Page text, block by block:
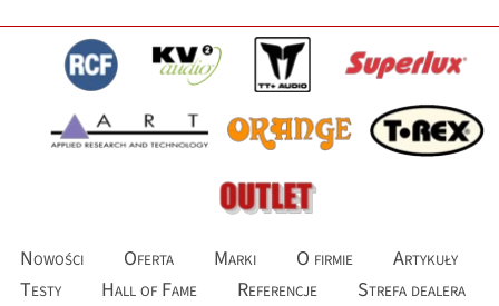
Nowości Oferta Marki O firmie
Artykuły
Testy
Hall of Fame Referencje
Strefa dealera